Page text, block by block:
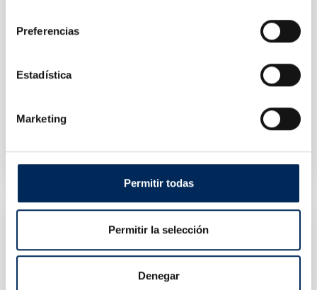
Preferencias
Estadística
Marketing
Permitir todas
Permitir la selección
Denegar
0/39-BELT127
121,52 €Preço
10/TRF45502
27,39 €Preço